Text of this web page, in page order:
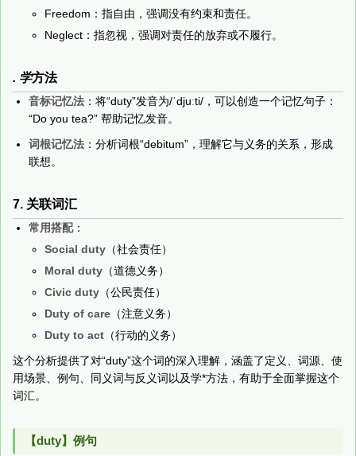
Freedom：指自由，强调没有约束和责任。
Neglect：指忽视，强调对责任的放弃或不履行。
. 学方法
音标记忆法 ：将“duty”发音为/ˈdjuːti/，可以创造一个记忆句子：
“Do you tea?” 帮助记忆发音。
词根记忆法 ：分析词根“debitum”，理解它与义务的关系，形成
联想。
7. 关联词汇
常用搭配：
Social duty （社会责任）
Moral duty （道德义务）
Civic duty （公民责任）
Duty of care （注意义务）
Duty to act （行动的义务）
这个分析提供了对“duty”这个词的深入理解，涵盖了定义、词源、使
用场景、例句、同义词与反义词以及学*方法，有助于全面掌握这个
词汇。
【duty】例句